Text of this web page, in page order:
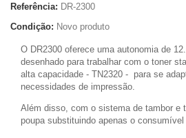
Referência: DR-2300
Condição: Novo produto
O DR2300 oferece uma autonomia de
desenhado para trabalhar com o toner
alta capacidade - TN2320 - para se
necessidades de impressão.
Além disso, com o sistema de tambor e
poupa substituindo apenas o consumível